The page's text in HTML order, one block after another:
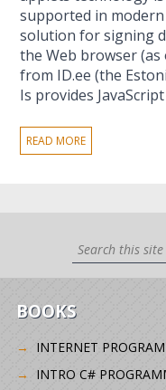
supported in
solution for signing
the Web browser (as
from ID.ee (the
Is provides
READ MORE
BOOKS
INTERNET
INTRO C#